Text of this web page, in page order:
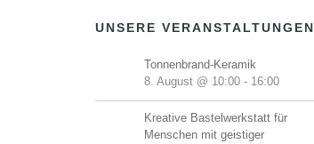
UNSERE VERANSTALTUNGEN
Tonnenbrand-Keramik
8. August @ 10:00 - 16:00
Kreative Bastelwerkstatt für
Menschen mit geistiger